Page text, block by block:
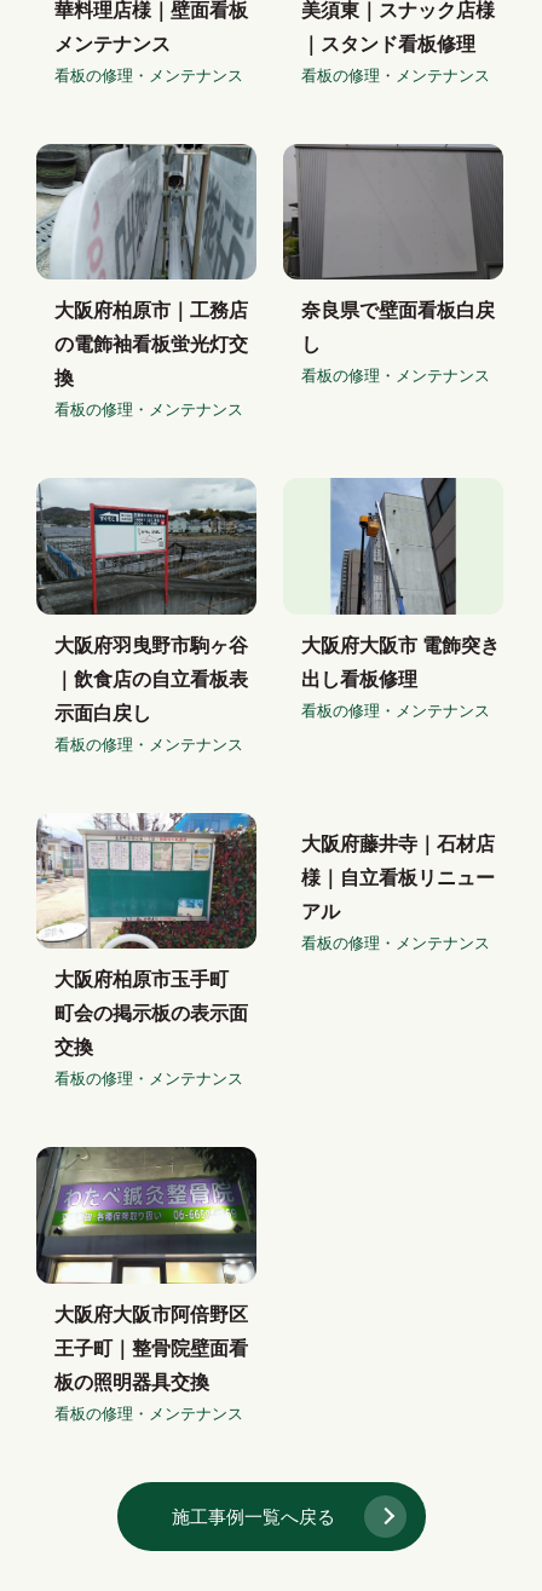
華料理店様｜壁面看板
メンテナンス
看板の修理・メンテナンス
美須東｜スナック店様
｜スタンド看板修理
看板の修理・メンテナンス
大阪府柏原市｜工務店
の電飾袖看板蛍光灯交
換
看板の修理・メンテナンス
奈良県で壁面看板白戻
し
看板の修理・メンテナンス
大阪府羽曳野市駒ヶ谷
｜飲食店の自立看板表
示面白戻し
看板の修理・メンテナンス
大阪府大阪市 電飾突き
出し看板修理
看板の修理・メンテナンス
大阪府柏原市玉手町
町会の掲示板の表示面
交換
看板の修理・メンテナンス
大阪府藤井寺｜石材店
様｜自立看板リニュー
アル
看板の修理・メンテナンス
大阪府大阪市阿倍野区
王子町｜整骨院壁面看
板の照明器具交換
看板の修理・メンテナンス
施工事例一覧へ戻る